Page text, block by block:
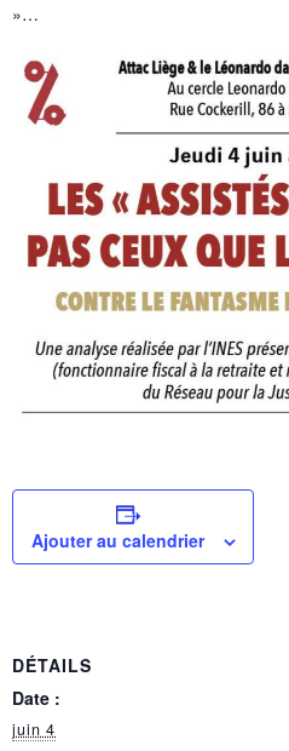
»…
Ajouter au calendrier
DÉTAILS
Date :
juin 4